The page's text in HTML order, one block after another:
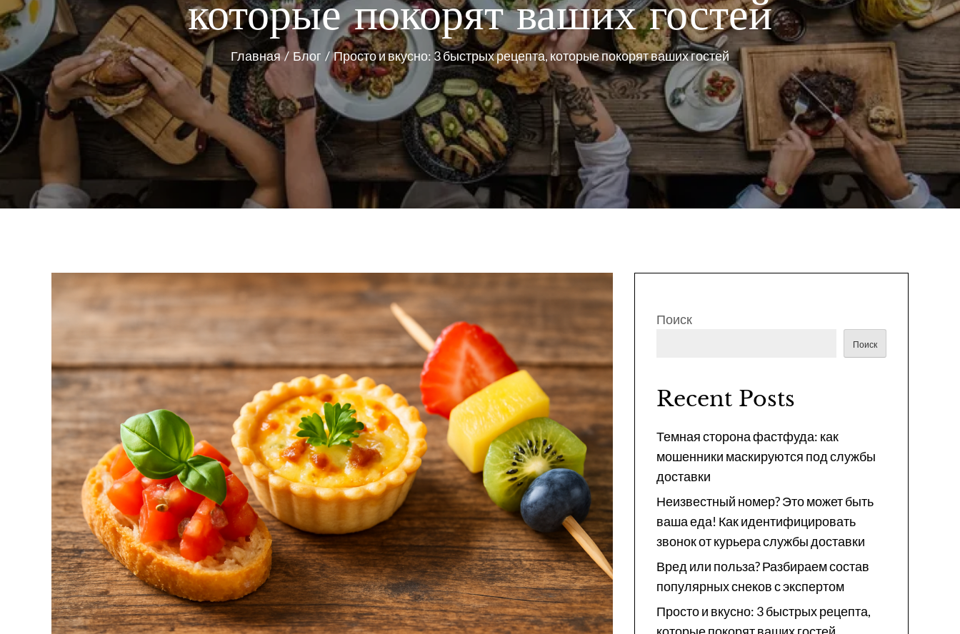
которые покорят ваших гостей
Главная Блог Просто и вкусно: 3 быстрых рецепта, которые покорят ваших гостей
Поиск
Поиск
Recent Posts
Темная сторона фастфуда: как
мошенники маскируются под службы
доставки
Неизвестный номер? Это может быть
ваша еда! Как идентифицировать
звонок от курьера службы доставки
Вред или польза? Разбираем состав
популярных снеков с экспертом
Просто и вкусно: 3 быстрых рецепта,